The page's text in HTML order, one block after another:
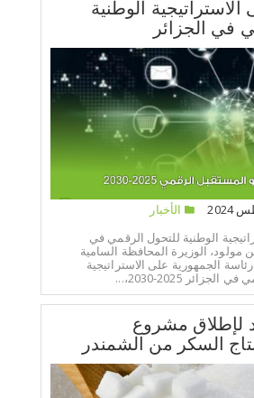
الوطنية
في الجزائر
الأخبار
الوطنية للتحول الرقمي في
مولود، الوزيرة المحافظة السامية
الجمهورية على الاستراتيجية
2025-2030،...
لإطلاق مشروع
السكر من الشمندر